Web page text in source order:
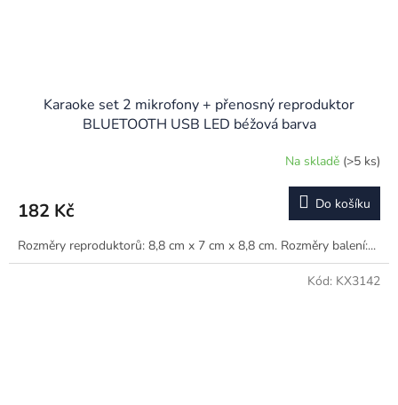
Karaoke set 2 mikrofony + přenosný reproduktor
BLUETOOTH USB LED béžová barva
Na skladě (>5 ks)
182 Kč Do košíku
Rozměry reproduktorů: 8,8 cm x 7 cm x 8,8 cm. Rozměry balení:...
Kód: KX3142